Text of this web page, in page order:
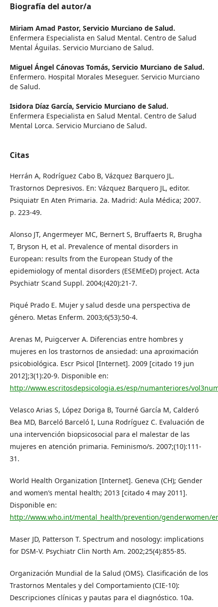
Biografía del autor/a
Miriam Amad Pastor, Servicio Murciano de Salud.
Enfermera Especialista en Salud Mental. Centro de Salud
Mental Águilas. Servicio Murciano de Salud.
Miguel Ángel Cánovas Tomás, Servicio Murciano de Salud.
Enfermero. Hospital Morales Meseguer. Servicio Murciano
de Salud.
Isidora Díaz García, Servicio Murciano de Salud.
Enfermera Especialista en Salud Mental. Centro de Salud
Mental Lorca. Servicio Murciano de Salud.
Citas
Herrán A, Rodríguez Cabo B, Vázquez Barquero JL.
Trastornos Depresivos. En: Vázquez Barquero JL, editor.
Psiquiatr En Aten Primaria. 2a. Madrid: Aula Médica; 2007.
p. 223-49.
Alonso JT, Angermeyer MC, Bernert S, Bruffaerts R, Brugha
T, Bryson H, et al. Prevalence of mental disorders in
European: results from the European Study of the
epidemiology of mental disorders (ESEMEeD) project. Acta
Psychiatr Scand Suppl. 2004;(420):21-7.
Piqué Prado E. Mujer y salud desde una perspectiva de
género. Metas Enferm. 2003;6(53):50-4.
Arenas M, Puigcerver A. Diferencias entre hombres y
mujeres en los trastornos de ansiedad: una aproximación
psicobiológica. Escr Psicol [Internet]. 2009 [citado 19 jun
2012];3(1):20-9. Disponible en:
http://www.escritosdepsicologia.es/esp/numanteriores/
Velasco Arias S, López Doriga B, Tourné García M, Calderó
Bea MD, Barceló Barceló I, Luna Rodríguez C. Evaluación de
una intervención biopsicosocial para el malestar de las
mujeres en atención primaria. Feminismo/s. 2007;(10):111-
31.
World Health Organization [Internet]. Geneva (CH); Gender
and women’s mental health; 2013 [citado 4 may 2011].
Disponible en:
http://www.who.int/mental_health/prevention/genderwomen/
Maser JD, Patterson T. Spectrum and nosology: implications
for DSM-V. Psychiatr Clin North Am. 2002;25(4):855-85.
Organización Mundial de la Salud (OMS). Clasificación de los
Trastornos Mentales y del Comportamiento (CIE-10):
Descripciones clínicas y pautas para el diagnóstico. 10a.